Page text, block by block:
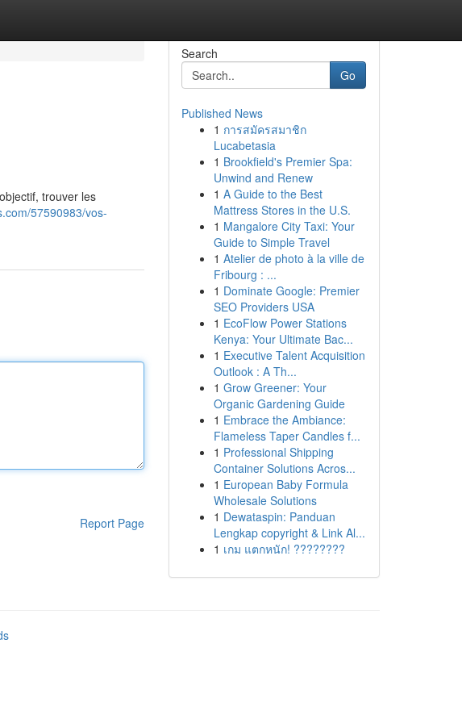
trouver les
57590983/vos-
Report Page
Search
Go
Published News
1 การสมัครสมาชิก
Lucabetasia
1 Brookfield's Premier Spa:
Unwind and Renew
1 A Guide to the Best
Mattress Stores in the U.S.
1 Mangalore City Taxi: Your
Guide to Simple Travel
1 Atelier de photo à la ville de
Fribourg : ...
1 Dominate Google: Premier
SEO Providers USA
1 EcoFlow Power Stations
Kenya: Your Ultimate Bac...
1 Executive Talent Acquisition
Outlook : A Th...
1 Grow Greener: Your
Organic Gardening Guide
1 Embrace the Ambiance:
Flameless Taper Candles f...
1 Professional Shipping
Container Solutions Acros...
1 European Baby Formula
Wholesale Solutions
1 Dewataspin: Panduan
Lengkap copyright & Link Al...
1 เกม แตกหนัก! ????????